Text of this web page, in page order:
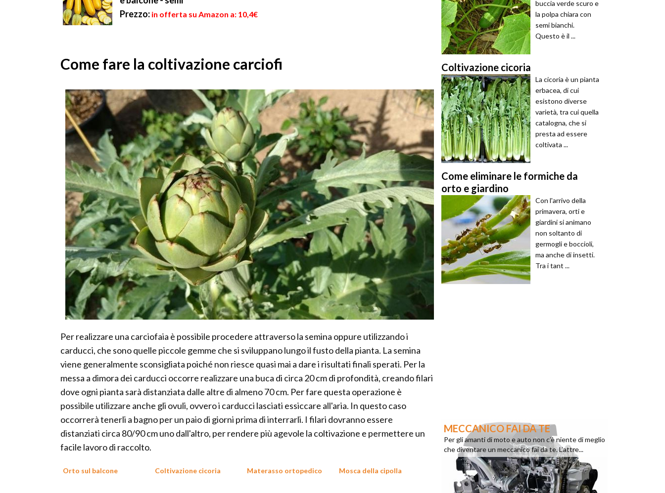
Prezzo: in offerta su Amazon a: 10,4€
Come fare la coltivazione carciofi
Per realizzare una carciofaia è possibile procedere attraverso la semina oppure utilizzando i
carducci, che sono quelle piccole gemme che si sviluppano lungo il fusto della pianta. La semina
viene generalmente sconsigliata poiché non riesce quasi mai a dare i risultati finali sperati. Per la
messa a dimora dei carducci occorre realizzare una buca di circa 20 cm di profondità, creando filari
dove ogni pianta sarà distanziata dalle altre di almeno 70 cm. Per fare questa operazione è
possibile utilizzare anche gli ovuli, ovvero i carducci lasciati essiccare all'aria. In questo caso
occorrerà tenerli a bagno per un paio di giorni prima di interrarli. I filari dovranno essere
distanziati circa 80/90 cm uno dall'altro, per rendere più agevole la coltivazione e permettere un
facile lavoro di raccolto.
Orto sul balcone Coltivazione cicoria Materasso ortopedico Mosca della cipolla
buccia verde scuro e
la polpa chiara con
semi bianchi.
Questo è il ...
Coltivazione cicoria
La cicoria è un pianta
erbacea, di cui
esistono diverse
varietà, tra cui quella
catalogna, che si
presta ad essere
coltivata ...
Come eliminare le formiche da
orto e giardino
Con l'arrivo della
primavera, orti e
giardini si animano
non soltanto di
germogli e boccioli,
ma anche di insetti.
Tra i tant ...
MECCANICO FAI DA TE
Per gli amanti di moto e auto non c’è niente di meglio
che diventare un meccanico fai da te. L’attre...